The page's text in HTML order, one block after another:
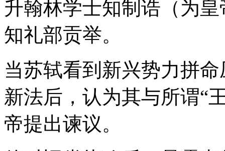
升翰林学士知制诰（为
知礼部贡举。
当苏轼看到新兴势力拼
新法后，认为其与所谓“
帝提出谏议。